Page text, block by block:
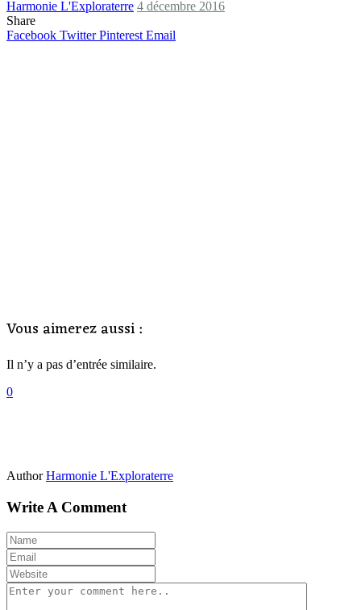
Harmonie L'Exploraterre 4 décembre 2016
Share
Facebook Twitter Pinterest Email
Vous aimerez aussi :
Il n’y a pas d’entrée similaire.
0
Author Harmonie L'Exploraterre
Write A Comment